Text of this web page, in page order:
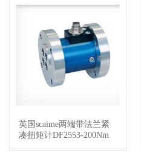
查看详情
英国scaime两端带法兰紧
凑扭矩计DF2553-200Nm